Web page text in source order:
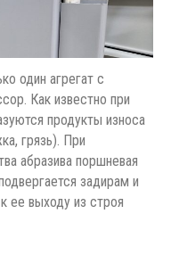
один агрегат с
Как известно при
продукты износа
грязь). При
абразива поршневая
задирам и
ее выходу из строя